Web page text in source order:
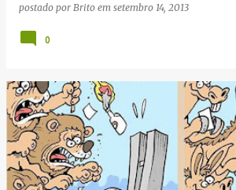
postado por Brito em setembro 14, 2013
0